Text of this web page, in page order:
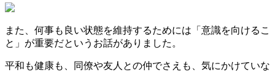
また、何事も良い状態を維持するためには「意識を向けるこ
と」が重要だというお話がありました。
平和も健康も、同僚や友人との仲でさえも、気にかけていな